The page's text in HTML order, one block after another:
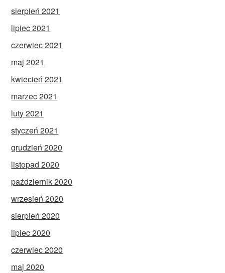
sierpień 2021
lipiec 2021
czerwiec 2021
maj 2021
kwiecień 2021
marzec 2021
luty 2021
styczeń 2021
grudzień 2020
listopad 2020
październik 2020
wrzesień 2020
sierpień 2020
lipiec 2020
czerwiec 2020
maj 2020